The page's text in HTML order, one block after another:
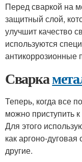
Перед сваркой на
защитный слой,
улучшит качество
используются
антикоррозионные
Сварка
Теперь, когда все
можно приступить
Для этого
как аргоно-
другие.